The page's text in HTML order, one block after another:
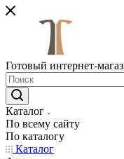
Готовый интернет-
Каталог
По всему сайту
По каталогу
Каталог